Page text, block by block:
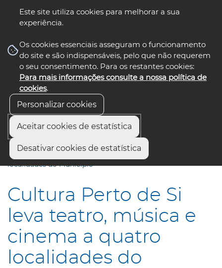
Este site utiliza cookies para melhorar a sua
experiência.
Os cookies essenciais asseguram o funcionamento
do site e são indispensáveis, pelo que não requerem
o seu consentimento. Para os restantes cookies:
Para mais informações consulte a nossa política de
cookies.
Personalizar cookies
Aceitar cookies de estatística
Desativar cookies de estatística
nos select language
Início
Cultura Perto de Si leva teatro, música e cinema a quatro
localidades do Município
Cultura Perto de Si
leva teatro, música e
cinema a quatro
localidades do